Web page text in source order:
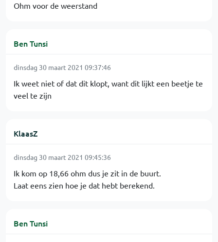
Ohm voor de weerstand
Ben Tunsi
dinsdag 30 maart 2021 09:37:46
Ik weet niet of dat dit klopt, want dit lijkt een beetje te
veel te zijn
KlaasZ
dinsdag 30 maart 2021 09:45:36
Ik kom op 18,66 ohm dus je zit in de buurt.
Laat eens zien hoe je dat hebt berekend.
Ben Tunsi